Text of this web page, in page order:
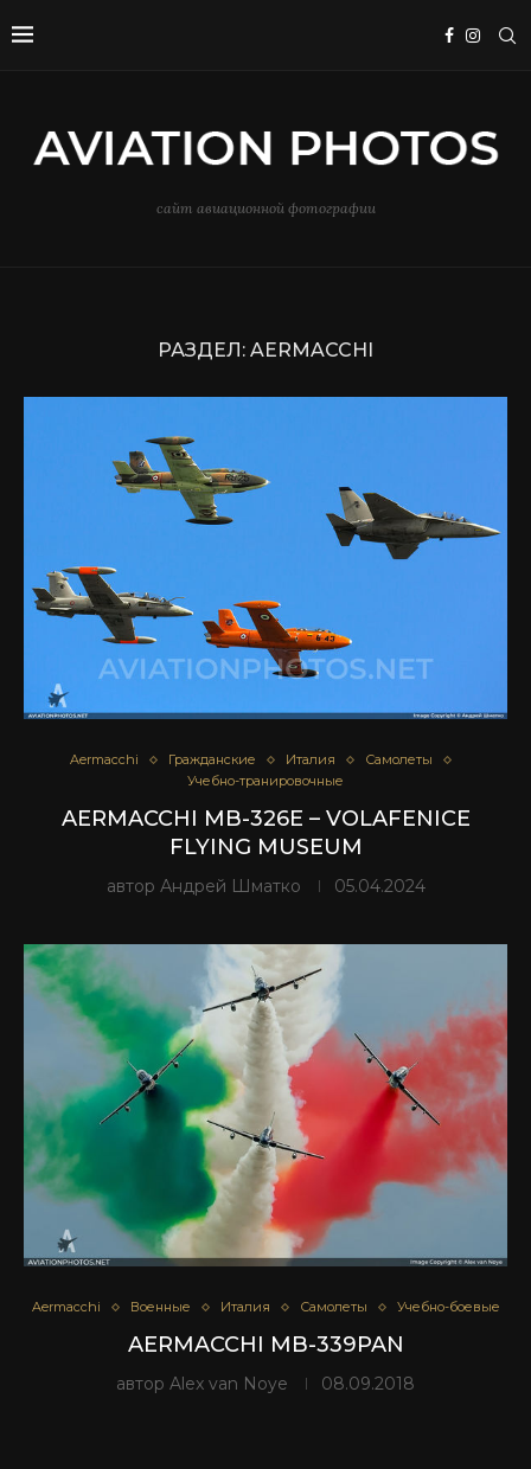
сайт авиационной фотографии
РАЗДЕЛ: AERMACCHI
Aermacchi Гражданские Италия
Самолеты
Учебно-транировочные
AERMACCHI MB-326E – VOLAFENICE
FLYING MUSEUM
автор Андрей Шматко 05.04.2024
Aermacchi Военные Италия Самолеты Учебно-боевые
AERMACCHI MB-339PAN
автор Alex van Noye 08.09.2018